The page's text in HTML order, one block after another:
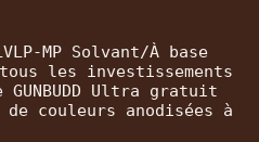
MP Solvant/À base
les investissements
Ultra gratuit
de couleurs anodisées à